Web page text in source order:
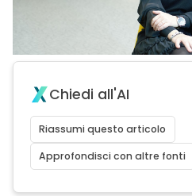
Chiedi all'AI
Riassumi questo articolo
Approfondisci con altre fonti